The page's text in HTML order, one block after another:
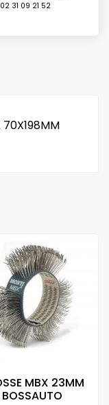
02 31 09 21 52
70X198MM
MBX 23MM
BOSSAUTO